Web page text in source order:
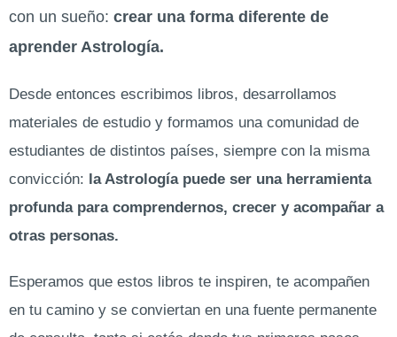
con un sueño: crear una forma diferente de
aprender Astrología.
Desde entonces escribimos libros, desarrollamos
materiales de estudio y formamos una comunidad de
estudiantes de distintos países, siempre con la misma
convicción: la Astrología puede ser una herramienta
profunda para comprendernos, crecer y acompañar a
otras personas.
Esperamos que estos libros te inspiren, te acompañen
en tu camino y se conviertan en una fuente permanente